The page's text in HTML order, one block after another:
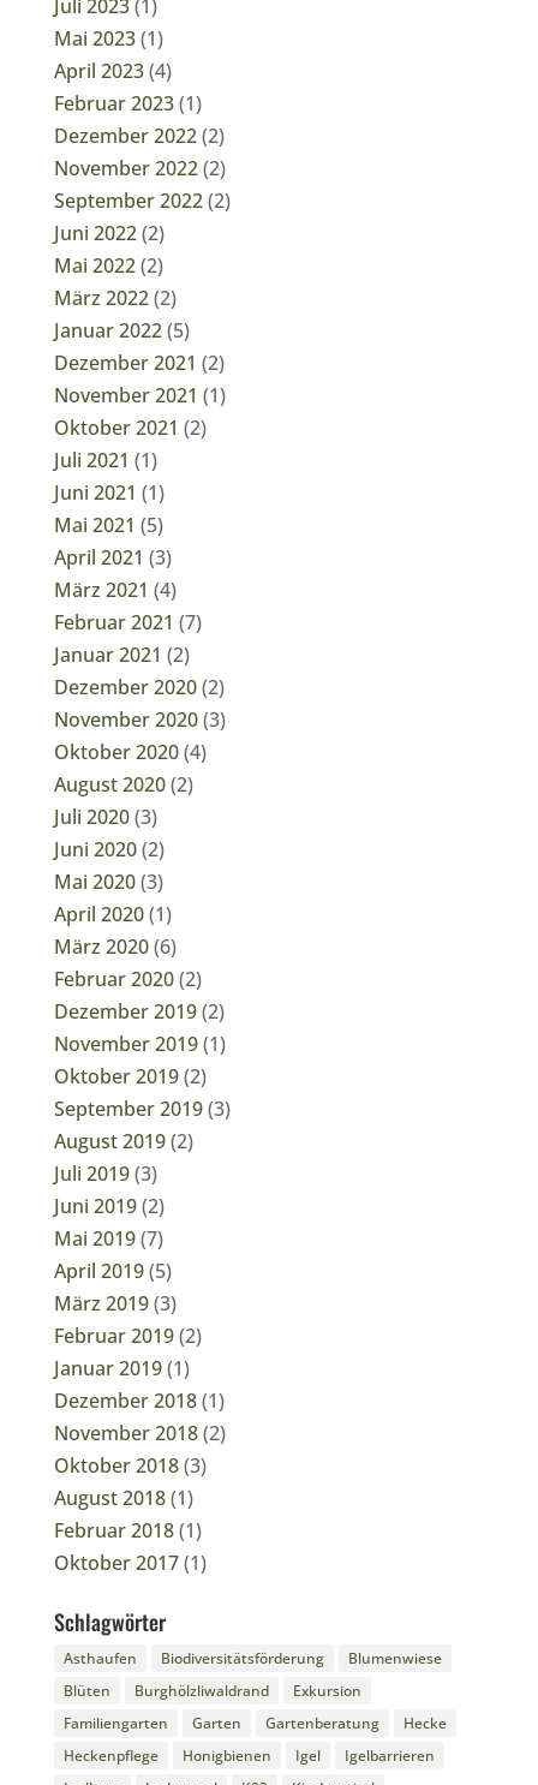
Juli 2023(1)
Mai 2023(1)
April 2023(4)
Februar 2023(1)
Dezember 2022(2)
November 2022(2)
September 2022(2)
Juni 2022(2)
Mai 2022(2)
März 2022(2)
Januar 2022(5)
Dezember 2021 (2)
November 2021 (1)
Oktober 2021 (2)
Juli 2021 (1)
Juni 2021 (1)
Mai 2021 (5)
April 2021 (3)
März 2021 (4)
Februar 2021 (7)
Januar 2021 (2)
Dezember 2020(2)
November 2020(3)
Oktober 2020(4)
August 2020(2)
Juli 2020(3)
Juni 2020(2)
Mai 2020(3)
April 2020(1)
März 2020(6)
Februar 2020(2)
Dezember 2019(2)
November 2019(1)
Oktober 2019(2)
September 2019(3)
August 2019(2)
Juli 2019(3)
Juni 2019(2)
Mai 2019(7)
April 2019(5)
März 2019(3)
Februar 2019(2)
Januar 2019(1)
Dezember 2018(1)
November 2018(2)
Oktober 2018(3)
August 2018(1)
Februar 2018(1)
Oktober 2017(1)
Schlagwörter
Asthaufen Biodiversitätsförderung
Blumenwiese
Blüten
Burghölzliwaldrand
Exkursion
Familiengarten
Garten Gartenberatung
Hecke
Heckenpflege
Honigbienen Igel
Igelbarrieren